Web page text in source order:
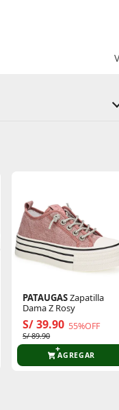
PATAUGASZapatilla
Dama Z Rosy
S/ 39.90 55%OFF
S/ 89.90
AGREGAR